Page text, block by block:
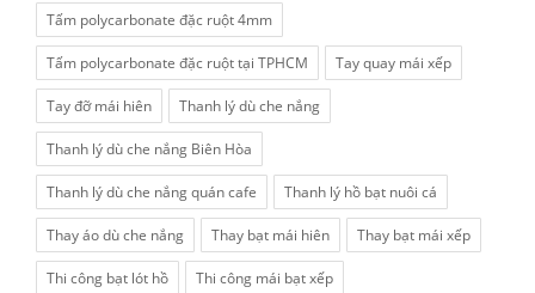
Tấm polycarbonate đặc ruột 4mm
Tấm polycarbonate đặc ruột tại TPHCM Tay quay mái xếp
Tay đỡ mái hiên Thanh lý dù che nắng
Thanh lý dù che nắng Biên Hòa
Thanh lý dù che nắng quán cafe Thanh lý hồ bạt nuôi cá
Thay áo dù che nắng Thay bạt mái hiên Thay bạt mái xếp
Thi công bạt lót hồ Thi công mái bạt xếp